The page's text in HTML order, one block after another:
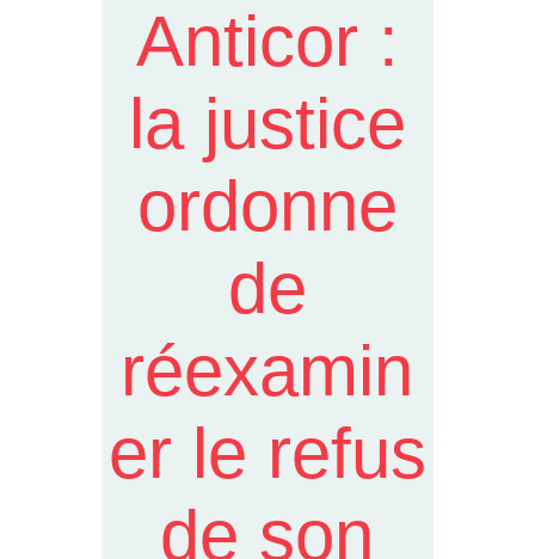
Anticor :
la justice
ordonne
de
réexamin
er le refus
de son